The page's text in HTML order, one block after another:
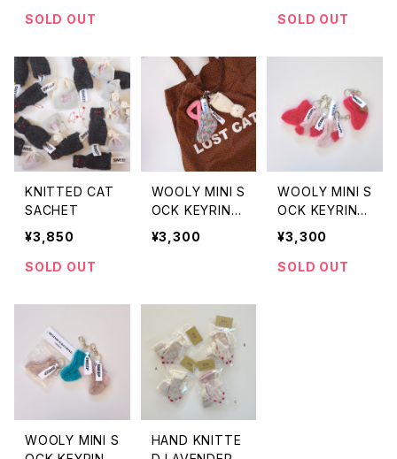
SOLD OUT
SOLD OUT
KNITTED CAT
SACHET
¥3,850
SOLD OUT
WOOLY MINI S
OCK KEYRING
VINTAGE EN
GLAND
¥3,300
WOOLY MINI S
OCK KEYRING
PINK
¥3,300
SOLD OUT
WOOLY MINI S
HAND KNITTE